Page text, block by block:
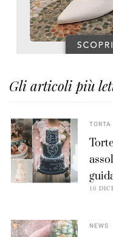
Gli articoli più
10
NEWS